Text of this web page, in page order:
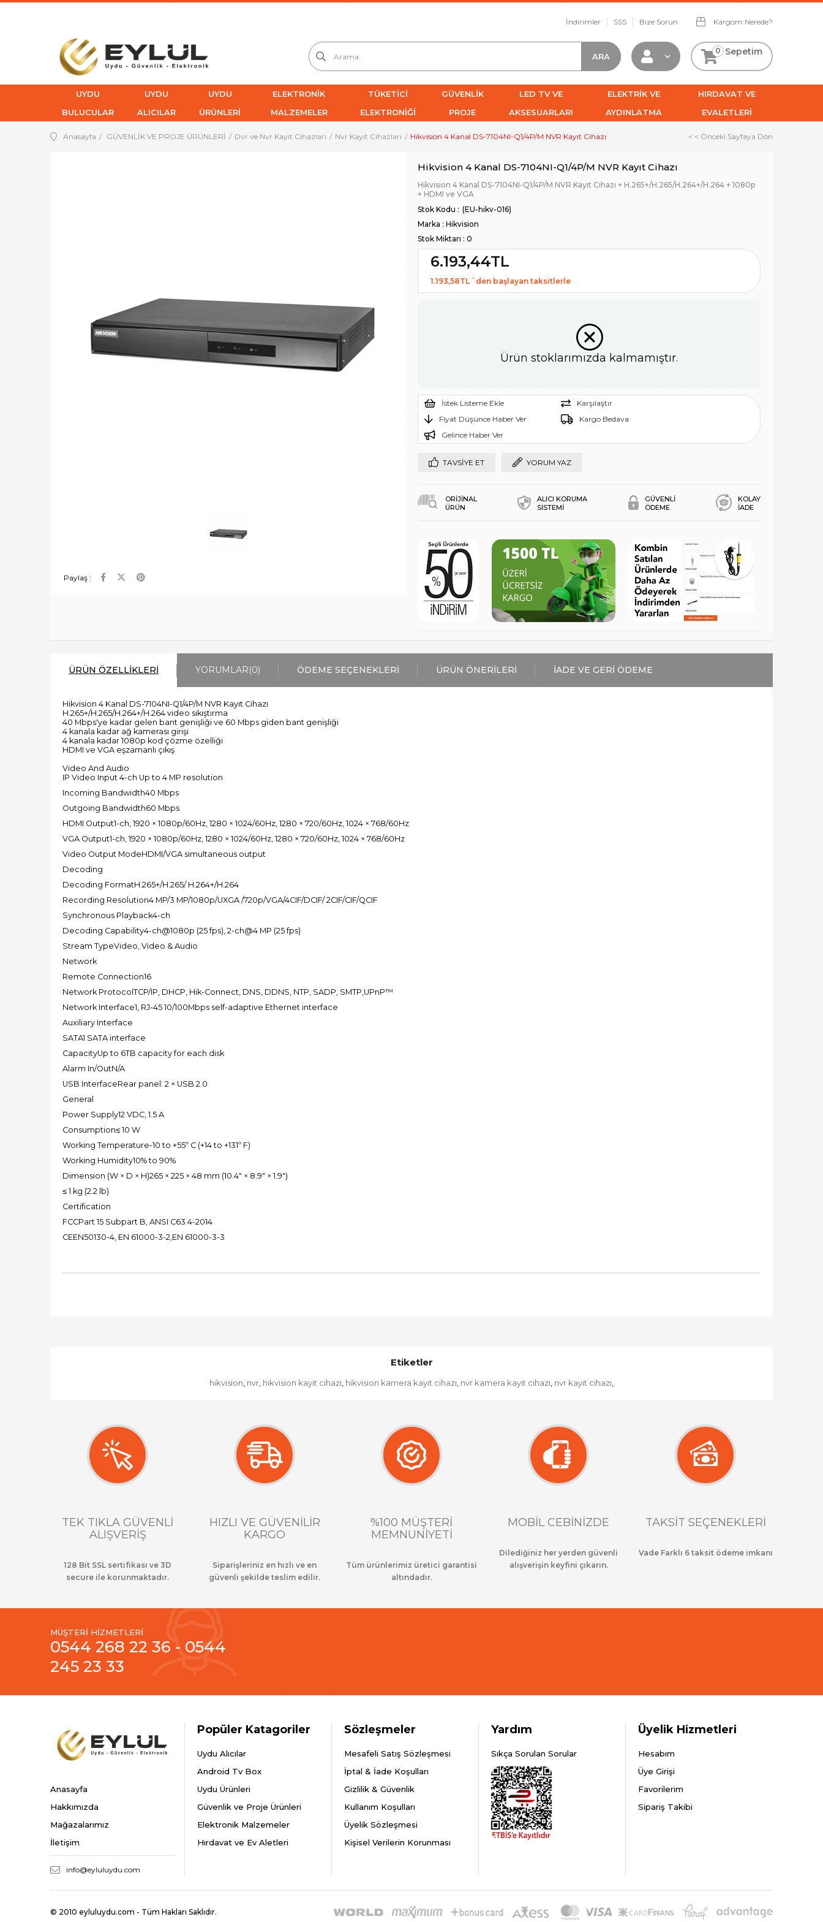
İndirimler SSS Bize Sorun Kargom Nerede?
Sepetim
0
UYDU
BULUCULAR
UYDU
ALICILAR
UYDU
ÜRÜNLERİ
ELEKTRONİK
MALZEMELER
TÜKETİCİ
ELEKTRONİĞİ
GÜVENLİK
PROJE
LED TV VE
AKSESUARLARI
ELEKTRİK VE
AYDINLATMA
HIRDAVAT VE
EVALETLERİ
Anasayfa GÜVENLİK VE PROJE ÜRÜNLERİ Dvr ve Nvr Kayıt Cihazları Nvr Kayıt Cihazları Hikvision 4 Kanal DS-7104NI-Q1/4P/M NVR Kayıt Cihazı < < Önceki Sayfaya Dön
Paylaş :
Hikvision 4 Kanal DS-7104NI-Q1/4P/M NVR Kayıt Cihazı
Hikvision 4 Kanal DS-7104NI-Q1/4P/M NVR Kayıt Cihazı + H.265+/H.265/H.264+/H.264 + 1080p
+ HDMI ve VGA
(EU-hikv-016)
Marka : Hikvision
Stok Miktarı : 0
6.193,44TL
1.193,58TL `den başlayan taksitlerle
Ürün stoklarımızda kalmamıştır.
İstek Listeme Ekle
Karşılaştır
Fiyat Düşünce Haber Ver
Kargo Bedava
Gelince Haber Ver
TAVSIYE ET YORUM YAZ
ORİJİNAL
ÜRÜN
ALICI KORUMA
SİSTEMİ
GÜVENLİ
ÖDEME
KOLAY
İADE
ÜRÜN ÖZELLIKLERI YORUMLAR(0) ÖDEME SEÇENEKLERI ÜRÜN ÖNERILERI İADE VE GERİ ÖDEME
Hikvision 4 Kanal DS-7104NI-Q1/4P/M NVR Kayıt Cihazı
H.265+/H.265/H.264+/H.264 video sıkıştırma
40 Mbps'ye kadar gelen bant genişliği ve 60 Mbps giden bant genişliği
4 kanala kadar ağ kamerası girişi
4 kanala kadar 1080p kod çözme özelliği
HDMI ve VGA eşzamanlı çıkış
Video And Audio
IP Video Input 4-ch Up to 4 MP resolution
Incoming Bandwidth40 Mbps
Outgoing Bandwidth60 Mbps
HDMI Output1-ch, 1920 × 1080p/60Hz, 1280 × 1024/60Hz, 1280 × 720/60Hz, 1024 × 768/60Hz
VGA Output1-ch, 1920 × 1080p/60Hz, 1280 × 1024/60Hz, 1280 × 720/60Hz, 1024 × 768/60Hz
Video Output ModeHDMI/VGA simultaneous output
Decoding
Decoding FormatH.265+/H.265/ H.264+/H.264
Recording Resolution4 MP/3 MP/1080p/UXGA /720p/VGA/4CIF/DCIF/ 2CIF/CIF/QCIF
Synchronous Playback4-ch
Decoding Capability4-ch@1080p (25 fps), 2-ch@4 MP (25 fps)
Stream TypeVideo, Video & Audio
Network
Remote Connection16
Network ProtocolTCP/IP, DHCP, Hik-Connect, DNS, DDNS, NTP, SADP, SMTP,UPnP™
Network Interface1, RJ-45 10/100Mbps self-adaptive Ethernet interface
Auxiliary Interface
SATA1 SATA interface
CapacityUp to 6TB capacity for each disk
Alarm In/OutN/A
USB InterfaceRear panel: 2 × USB 2.0
General
Power Supply12 VDC, 1.5 A
Consumption≤ 10 W
Working Temperature-10 to +55º C (+14 to +131º F)
Working Humidity10% to 90%
Dimension (W × D × H)265 × 225 × 48 mm (10.4" × 8.9" × 1.9")
≤ 1 kg (2.2 lb)
Certification
FCCPart 15 Subpart B, ANSI C63.4-2014
CEEN50130-4, EN 61000-3-2,EN 61000-3-3
Etiketler
hikvision, nvr, hikvision kayıt cihazı, hikvision kamera kayıt cihazı, nvr kamera kayıt cihazı, nvr kayıt cihazı,
TEK TIKLA GÜVENLİ
ALIŞVERİŞ
128 Bit SSL sertifikası ve 3D
secure ile korunmaktadır.
HIZLI VE GÜVENİLİR
KARGO
Siparişleriniz en hızlı ve en
güvenli şekilde teslim edilir.
%100 MÜŞTERİ
MEMNUNİYETİ
Tüm ürünlerimiz üretici garantisi
altındadır.
MOBİL CEBİNİZDE
Dilediğiniz her yerden güvenli
alışverişin keyfini çıkarın.
TAKSİT SEÇENEKLERİ
Vade Farklı 6 taksit ödeme imkanı
MÜŞTERİ HİZMETLERİ
0544 268 22 36 - 0544
245 23 33
Anasayfa
Hakkımızda
Mağazalarımız
İletişim
info@eyluluydu.com
Popüler Katagoriler
Uydu Alıcılar
Android Tv Box
Uydu Ürünleri
Güvenlik ve Proje Ürünleri
Elektronik Malzemeler
Hırdavat ve Ev Aletleri
Sözleşmeler
Mesafeli Satış Sözleşmesi
İptal & İade Koşulları
Gizlilik & Güvenlik
Kullanım Koşulları
Üyelik Sözleşmesi
Kişisel Verilerin Korunması
Yardım
Sıkça Sorulan Sorular
Üyelik Hizmetleri
Hesabım
Üye Girişi
Favorilerim
Sipariş Takibi
© 2010 eyluluydu.com - Tüm Hakları Saklıdır.